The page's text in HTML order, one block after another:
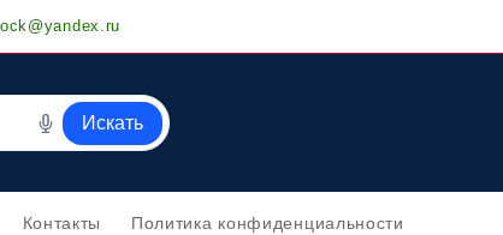
Искать
Контакты Политика конфиденциальности